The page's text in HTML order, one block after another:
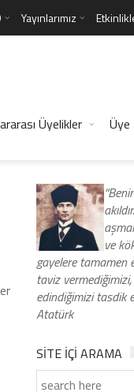
Yayınlarımız
Üyelikler
ve
gayelere tamamen
taviz
edindiğimizi tasdik
Atatürk
SITE IÇI ARAMA